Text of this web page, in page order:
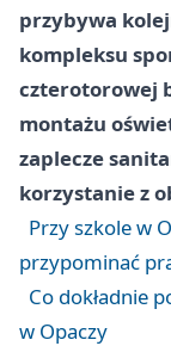
przybywa
kompleksu
czterotorowej
montażu
zaplecze
korzystanie z
Przy szkole w
przypominać
Co dokładnie
w Opaczy